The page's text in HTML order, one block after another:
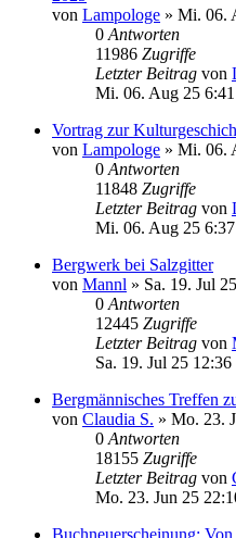
von Lampologe » Mi. 06.
0 Antworten
11986 Zugriffe
Letzter Beitrag von
Mi. 06. Aug 25 6:41
Vortrag zur
von Lampologe » Mi. 06.
0 Antworten
11848 Zugriffe
Letzter Beitrag von
Mi. 06. Aug 25 6:37
Bergwerk bei Salzgitter
von Mannl » Sa. 19. Jul
0 Antworten
12445 Zugriffe
Letzter Beitrag von
Sa. 19. Jul 25 12:36
Bergmännisches Treffen
von Claudia S. » Mo. 23.
0 Antworten
18155 Zugriffe
Letzter Beitrag von
Mo. 23. Jun 25
Buchneuerscheinung: